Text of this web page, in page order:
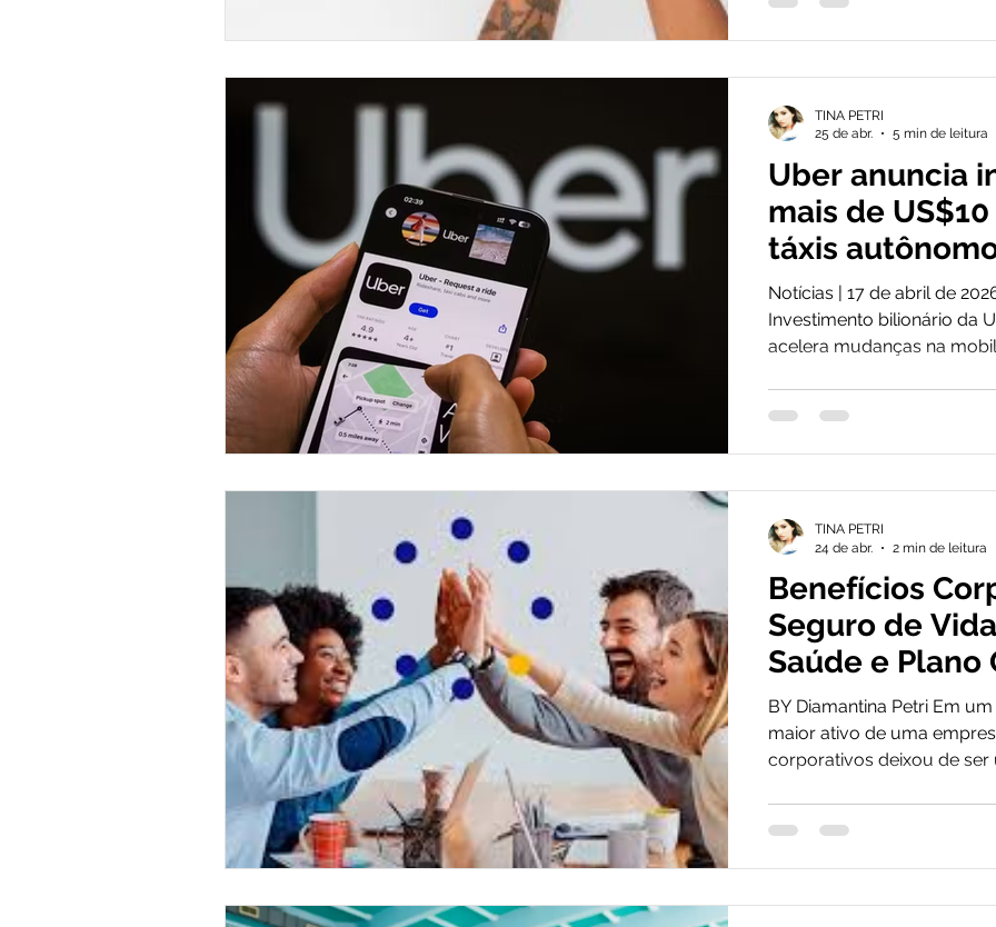
gratuita. Contratar um
jurídica vai muito além de
sustentável da empresa.
Uber anuncia
mais de
táxis
entrada
provoca
mercado de
Notícias | 17 de abril de
Investimento bilionário da
acelera mudanças na
responsabilidades. Clique
gratuita. Corrida pelos
anunciado pela Uber
TINA PETRI
25 de abr.
5 min de leitura
Benefícios
Seguro de
Saúde e
como pilares
forte.
BY Diamantina Petri Em
maior ativo de uma
corporativos deixou de ser
plano de saúde e plano
base sólida de cuidado,
TINA PETRI
24 de abr.
2 min de leitura